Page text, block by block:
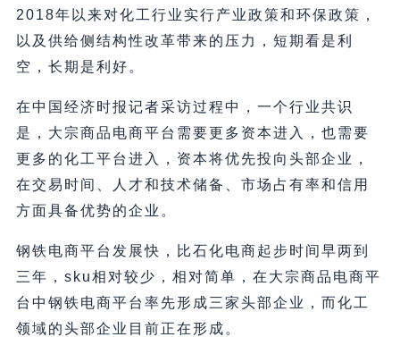
2018年以来对化工行业实行产业政策和环保政策，
以及供给侧结构性改革带来的压力，短期看是利
空，长期是利好。
在中国经济时报记者采访过程中，一个行业共识
是，大宗商品电商平台需要更多资本进入，也需要
更多的化工平台进入，资本将优先投向头部企业，
在交易时间、人才和技术储备、市场占有率和信用
方面具备优势的企业。
钢铁电商平台发展快，比石化电商起步时间早两到
三年，sku相对较少，相对简单，在大宗商品电商平
台中钢铁电商平台率先形成三家头部企业，而化工
领域的头部企业目前正在形成。